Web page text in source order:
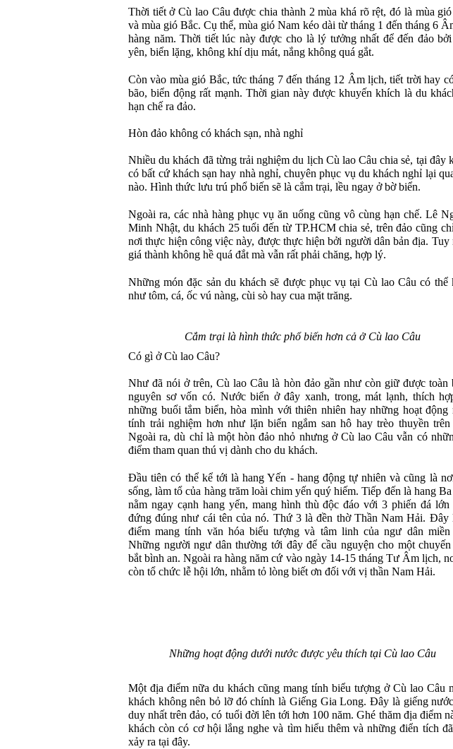
Thời tiết ở Cù lao Câu được chia thành 2 mùa khá rõ rệt, đó là mùa
và mùa gió Bắc. Cụ thể, mùa gió Nam kéo dài từ tháng 1 đến tháng 6
hàng năm. Thời tiết lúc này được cho là lý tưởng nhất để đến đảo
yên, biển lặng, không khí dịu mát, nắng không quá gắt.
Còn vào mùa gió Bắc, tức tháng 7 đến tháng 12 Âm lịch, tiết trời hay
bão, biển động rất mạnh. Thời gian này được khuyến khích là du
hạn chế ra đảo.
Hòn đảo không có khách sạn, nhà nghỉ
Nhiều du khách đã từng trải nghiệm du lịch Cù lao Câu chia sẻ, tại đây
có bất cứ khách sạn hay nhà nghỉ, chuyên phục vụ du khách nghỉ lại
nào. Hình thức lưu trú phổ biến sẽ là cắm trại, lều ngay ở bờ biển.
Ngoài ra, các nhà hàng phục vụ ăn uống cũng vô cùng hạn chế. Lê
Minh Nhật, du khách 25 tuổi đến từ TP.HCM chia sẻ, trên đảo cũng
nơi thực hiện công việc này, được thực hiện bởi người dân bản địa. Tuy
giá thành không hề quá đắt mà vẫn rất phải chăng, hợp lý.
Những món đặc sản du khách sẽ được phục vụ tại Cù lao Câu có thể
như tôm, cá, ốc vú nàng, cùi sò hay cua mặt trăng.
Cắm trại là hình thức phổ biến hơn cả ở Cù lao Câu
Có gì ở Cù lao Câu?
Như đã nói ở trên, Cù lao Câu là hòn đảo gần như còn giữ được toàn
nguyên sơ vốn có. Nước biển ở đây xanh, trong, mát lạnh, thích
những buổi tắm biển, hòa mình với thiên nhiên hay những hoạt động
tính trải nghiệm hơn như lặn biển ngắm san hô hay trèo thuyền trên
Ngoài ra, dù chỉ là một hòn đảo nhỏ nhưng ở Cù lao Câu vẫn có
điểm tham quan thú vị dành cho du khách.
Đầu tiên có thể kể tới là hang Yến - hang động tự nhiên và cũng là
sống, làm tổ của hàng trăm loài chim yến quý hiếm. Tiếp đến là hang
nằm ngay cạnh hang yến, mang hình thù độc đáo với 3 phiến đá lớn
đứng đúng như cái tên của nó. Thứ 3 là đền thờ Thần Nam Hải. Đây
điểm mang tính văn hóa biểu tượng và tâm linh của ngư dân miền
Những người ngư dân thường tới đây để cầu nguyện cho một chuyến
bắt bình an. Ngoài ra hàng năm cứ vào ngày 14-15 tháng Tư Âm lịch,
còn tổ chức lễ hội lớn, nhằm tỏ lòng biết ơn đối với vị thần Nam Hải.
Những hoạt động dưới nước được yêu thích tại Cù lao Câu
Một địa điểm nữa du khách cũng mang tính biểu tượng ở Cù lao Câu
khách không nên bỏ lỡ đó chính là Giếng Gia Long. Đây là giếng
duy nhất trên đảo, có tuổi đời lên tới hơn 100 năm. Ghé thăm địa điểm
khách còn có cơ hội lắng nghe và tìm hiểu thêm và những điển tích
xảy ra tại đây.